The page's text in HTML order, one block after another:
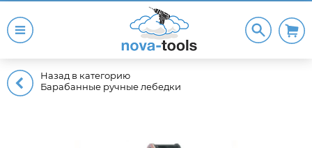
Назад в категорию
Барабанные ручные лебедки